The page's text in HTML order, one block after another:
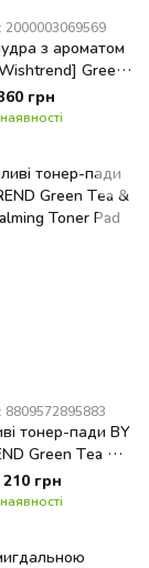
2000003069569
з ароматом
Green
Powder Wash
грн
8809572895883
тонер-пади BY
Green Tea &
Toner Pad
210 грн